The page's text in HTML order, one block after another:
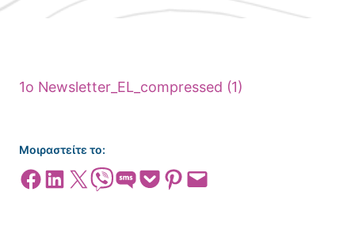
1o Newsletter_EL_compressed (1)
Μοιραστείτε το:
Share on Facebook
Share on LinkedIn
Share on X Share on ViberShare on SMSShare on Pocket
Share on Pinterest
Email this Page